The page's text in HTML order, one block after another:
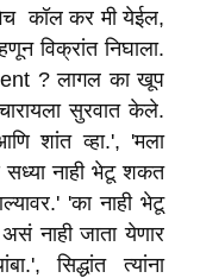
कॉल कर मी येईल,
विक्रांत निघाला.
? लागल का खूप
सुरवात केले.
शांत व्हा.', 'मला
नाही भेटू शकत
'का नाही भेटू
नाही जाता येणार
सिद्धांत त्यांना